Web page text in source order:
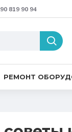
819 90 94
РЕМОНТ